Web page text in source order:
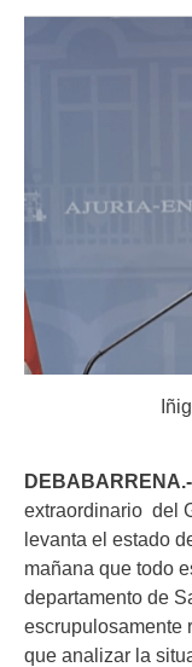
DEBABARRENA.-
extraordinario del
levanta el estado
mañana que todo
departamento de
escrupulosamente
que analizar la